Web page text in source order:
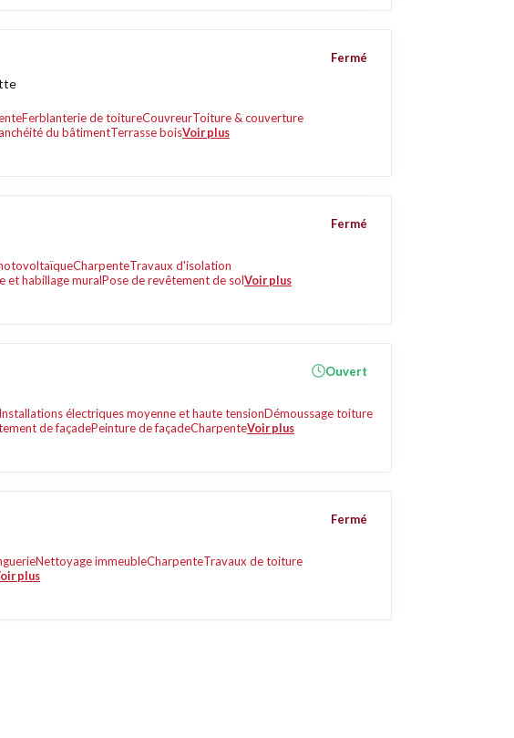
Ferblanterie de toitureCouvreurToiture & couverture
du bâtimentTerrasse boisVoir plus
Fermé
CharpenteTravaux d'isolation
et habillage muralPose de revêtement de solVoir plus
Fermé
Installations électriques moyenne et haute tensionDémoussage toiture
de façadePeinture de façadeCharpenteVoir plus
Ouvert
Nettoyage immeubleCharpenteTravaux de toiture
plus
Fermé